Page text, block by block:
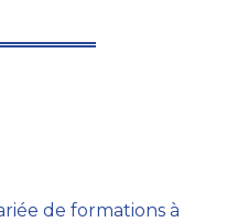
de formations à